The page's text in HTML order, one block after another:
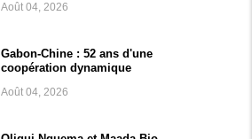
Août 04, 2026
Gabon-Chine : 52 ans d'une
coopération dynamique
Août 04, 2026